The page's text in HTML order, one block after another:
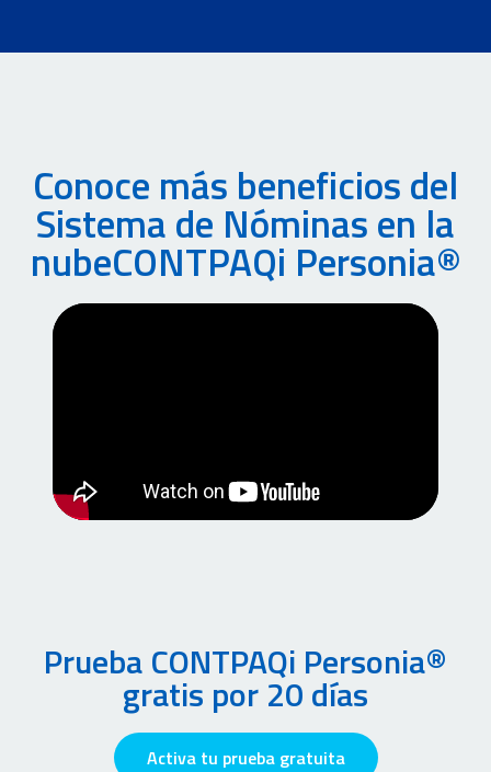
Conoce más beneficios del
Sistema de Nóminas en la
nube ​CONTPAQi Personia®
Prueba CONTPAQi Personia®
gratis por 20 días
Activa tu prueba gratuita